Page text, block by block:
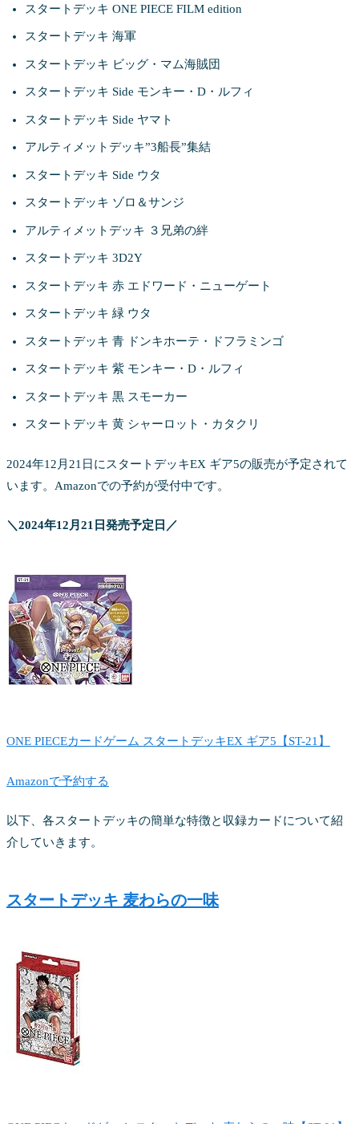
スタートデッキ ONE PIECE FILM edition
スタートデッキ 海軍
スタートデッキ ビッグ・マム海賊団
スタートデッキ Side モンキー・D・ルフィ
スタートデッキ Side ヤマト
アルティメットデッキ”3船長”集結
スタートデッキ Side ウタ
スタートデッキ ゾロ＆サンジ
アルティメットデッキ ３兄弟の絆
スタートデッキ 3D2Y
スタートデッキ 赤 エドワード・ニューゲート
スタートデッキ 緑 ウタ
スタートデッキ 青 ドンキホーテ・ドフラミンゴ
スタートデッキ 紫 モンキー・D・ルフィ
スタートデッキ 黒 スモーカー
スタートデッキ 黄 シャーロット・カタクリ
2024年12月21日にスタートデッキEX ギア5の販売が予定されて
います。Amazonでの予約が受付中です。
＼2024年12月21日発売予定日／
ONE PIECEカードゲーム スタートデッキEX ギア5【ST-21】
Amazonで予約する
以下、各スタートデッキの簡単な特徴と収録カードについて紹
介していきます。
スタートデッキ 麦わらの一味